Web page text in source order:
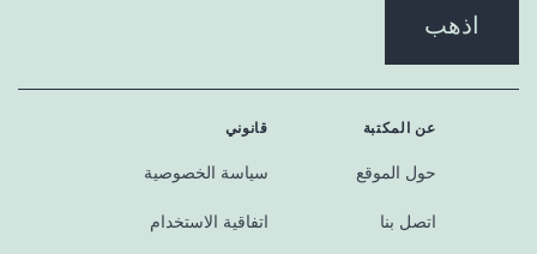
اذهب
عن المكتبة
حول الموقع
اتصل بنا
قانوني
سياسة الخصوصية
اتفاقية الاستخدام